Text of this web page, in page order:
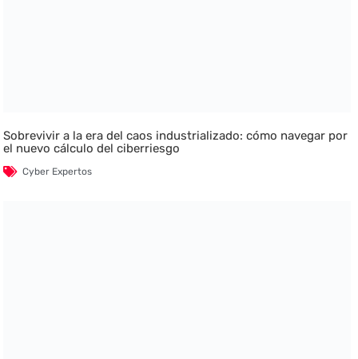
Sobrevivir a la era del caos industrializado: cómo navegar por
el nuevo cálculo del ciberriesgo
Cyber Expertos